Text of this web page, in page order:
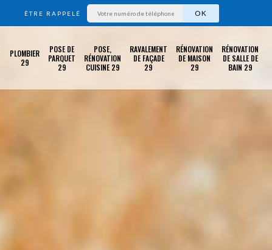
ÊTRE RAPPELÉ
PLOMBIER
29
POSE DE
PARQUET
29
POSE,
RÉNOVATION
CUISINE 29
RAVALEMENT
DE FAÇADE
29
RÉNOVATION
DE MAISON
29
RÉNOVATION
DE SALLE DE
BAIN 29